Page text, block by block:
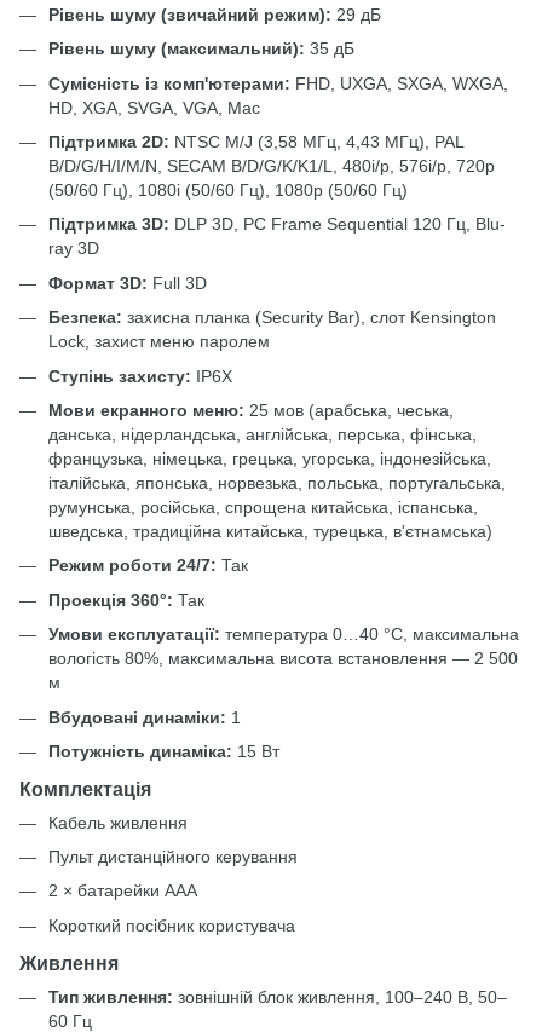
Рівень шуму (звичайний режим): 29 дБ
Рівень шуму (максимальний): 35 дБ
Сумісність із комп'ютерами: FHD, UXGA, SXGA, WXGA,
HD, XGA, SVGA, VGA, Mac
Підтримка 2D: NTSC M/J (3,58 МГц, 4,43 МГц), PAL
B/D/G/H/I/M/N, SECAM B/D/G/K/K1/L, 480i/p, 576i/p, 720p
(50/60 Гц), 1080i (50/60 Гц), 1080p (50/60 Гц)
Підтримка 3D: DLP 3D, PC Frame Sequential 120 Гц, Blu-
ray 3D
Формат 3D: Full 3D
Безпека: захисна планка (Security Bar), слот Kensington
Lock, захист меню паролем
Ступінь захисту: IP6X
Мови екранного меню: 25 мов (арабська, чеська,
данська, нідерландська, англійська, перська, фінська,
французька, німецька, грецька, угорська, індонезійська,
італійська, японська, норвезька, польська, португальська,
румунська, російська, спрощена китайська, іспанська,
шведська, традиційна китайська, турецька, в'єтнамська)
Режим роботи 24/7: Так
Проекція 360°: Так
Умови експлуатації: температура 0…40 °C, максимальна
вологість 80%, максимальна висота встановлення — 2 500
м
Вбудовані динаміки: 1
Потужність динаміка: 15 Вт
Комплектація
Кабель живлення
Пульт дистанційного керування
2 × батарейки AAA
Короткий посібник користувача
Живлення
Тип живлення: зовнішній блок живлення, 100–240 В, 50–
60 Гц